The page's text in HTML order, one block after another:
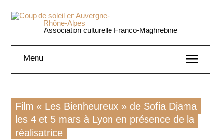
Skip
content
Coup
soleil
Association culturelle Franco-Maghrébine
Menu
Action de notre asso
Film
Film « Les Bienheureux » de Sofia Djama
les 4 et 5 mars à Lyon en présence de la
réalisatrice